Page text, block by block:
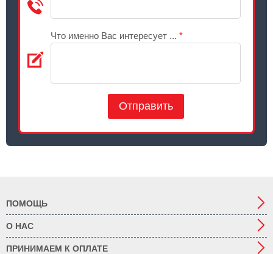
Что именно Вас интересует ... *
Отправить
ПОМОЩЬ
О НАС
ПРИНИМАЕМ К ОПЛАТЕ